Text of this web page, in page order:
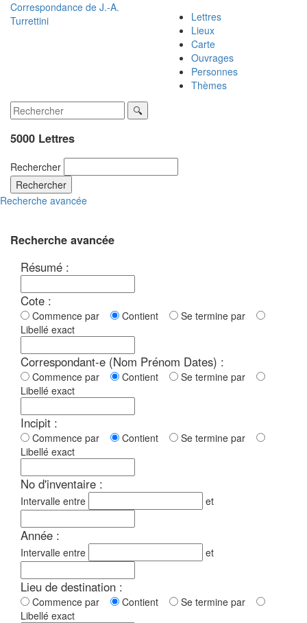
Correspondance de J.-A.
Turrettini
Lettres
Lieux
Carte
Ouvrages
Personnes
Thèmes
5000 Lettres
Rechercher
Rechercher
Recherche avancée
Recherche avancée
Résumé :
Cote :
Commence par Contient
Se termine par
Libellé exact
Correspondant-e (Nom Prénom Dates) :
Commence par Contient
Se termine par
Libellé exact
Incipit :
Commence par Contient
Se termine par
Libellé exact
No d'inventaire :
Intervalle entre et
Année :
Intervalle entre et
Lieu de destination :
Commence par Contient
Se termine par
Libellé exact